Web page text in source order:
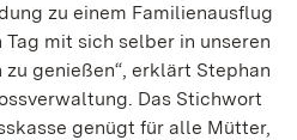
zu einem Familienausflug
mit sich selber in unseren
genießen“, erklärt Stephan
Das Stichwort
genügt für alle Mütter,